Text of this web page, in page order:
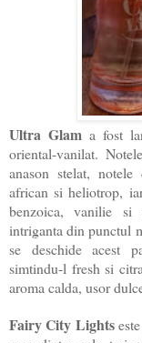
Ultra Glam a fost
oriental-vanilat.
anason stelat,
african si heliotrop,
benzoica, vanilie si
intriganta din punctul
se deschide acest
simtindu-l fresh si
aroma calda, usor
Fairy City Lights